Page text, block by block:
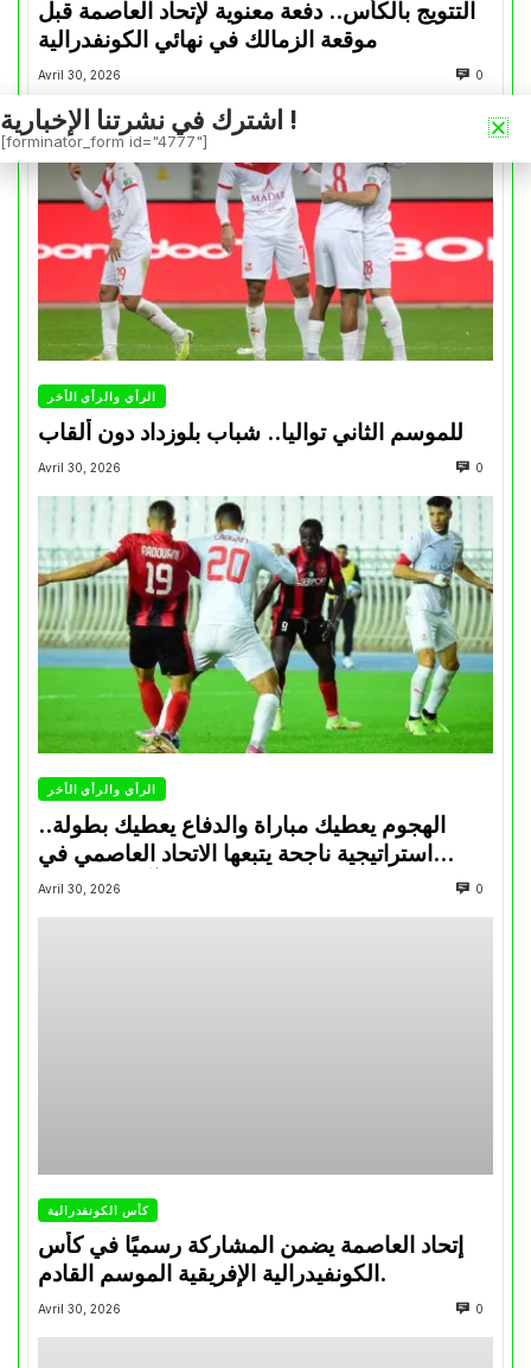
التتويج بالكأس.. دفعة معنوية لإتحاد العاصمة قبل
موقعة الزمالك في نهائي الكونفدرالية
Avril 30, 2026 0
الرأي والرأي الأخر
للموسم الثاني تواليا.. شباب بلوزداد دون ألقاب
Avril 30, 2026 0
الرأي والرأي الأخر
الهجوم يعطيك مباراة والدفاع يعطيك بطولة..
استراتيجية ناجحة يتبعها الاتحاد العاصمي في
تتويجاته آخر السنوات
Avril 30, 2026 0
كأس الكونفدرالية
إتحاد العاصمة يضمن المشاركة رسميًا في كأس
الكونفيدرالية الإفريقية الموسم القادم.
Avril 30, 2026 0
اشترك في نشرتنا الإخبارية !
[forminator_form id="4777"]